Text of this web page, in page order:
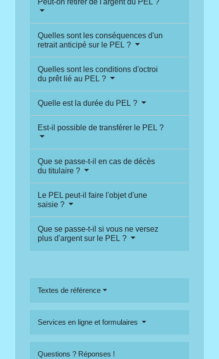
Peut-on retirer de l'argent du PEL ?
Quelles sont les conséquences d'un
retrait anticipé sur le PEL ?
Quelles sont les conditions d'octroi
du prêt lié au PEL ?
Quelle est la durée du PEL ?
Est-il possible de transférer le PEL ?
Que se passe-t-il en cas de décès
du titulaire ?
Le PEL peut-il faire l'objet d'une
saisie ?
Que se passe-t-il si vous ne versez
plus d'argent sur le PEL ?
Textes de référence
Services en ligne et formulaires
Questions ? Réponses !